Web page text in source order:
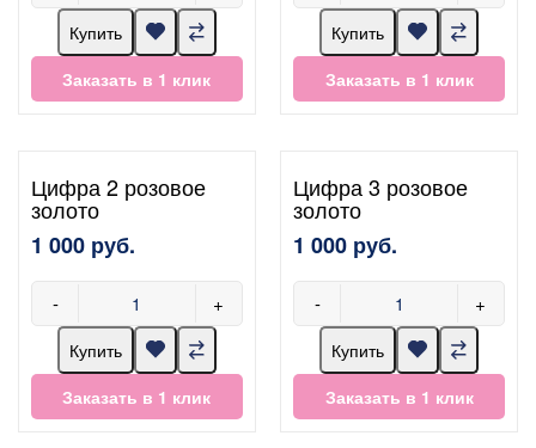
Купить
Заказать в 1 клик
Купить
Заказать в 1 клик
Цифра 2 розовое
золото
1 000 руб.
- +
Купить
Заказать в 1 клик
Цифра 3 розовое
золото
1 000 руб.
- +
Купить
Заказать в 1 клик